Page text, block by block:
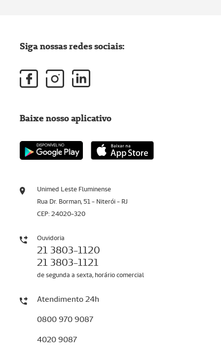
Unimed Leste Fluminense
Rua Dr. Borman, 51 - Niterói - RJ
CEP: 24020-320
Ouvidoria
21 3803-1120
21 3803-1121
de segunda a sexta, horário comercial
Atendimento 24h
0800 970 9087
4020 9087
Siga nossas redes sociais:
Baixe nosso aplicativo